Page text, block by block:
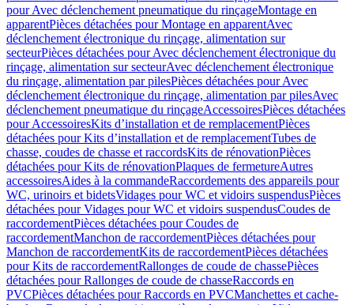
pour Avec déclenchement pneumatique du rinçageMontage en
apparentPièces détachées pour Montage en apparentAvec
déclenchement électronique du rinçage, alimentation sur
secteurPièces détachées pour Avec déclenchement électronique du
rinçage, alimentation sur secteurAvec déclenchement électronique
du rinçage, alimentation par pilesPièces détachées pour Avec
déclenchement électronique du rinçage, alimentation par pilesAvec
déclenchement pneumatique du rinçageAccessoiresPièces détachées
pour AccessoiresKits d’installation et de remplacementPièces
détachées pour Kits d’installation et de remplacementTubes de
chasse, coudes de chasse et raccordsKits de rénovationPièces
détachées pour Kits de rénovationPlaques de fermetureAutres
accessoiresAides à la commandeRaccordements des appareils pour
WC, urinoirs et bidetsVidages pour WC et vidoirs suspendusPièces
détachées pour Vidages pour WC et vidoirs suspendusCoudes de
raccordementPièces détachées pour Coudes de
raccordementManchon de raccordementPièces détachées pour
Manchon de raccordementKits de raccordementPièces détachées
pour Kits de raccordementRallonges de coude de chassePièces
détachées pour Rallonges de coude de chasseRaccords en
PVCPièces détachées pour Raccords en PVCManchettes et cache-